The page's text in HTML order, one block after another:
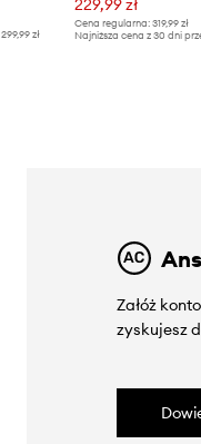
299,99 zł
229,99 zł
Cena regularna: 319,99 zł
Najniższa cena z 30 dni
Załóż
zyskujesz